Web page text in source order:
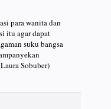
para wanita dan
itu agar dapat
suku bangsa
Sobuber)